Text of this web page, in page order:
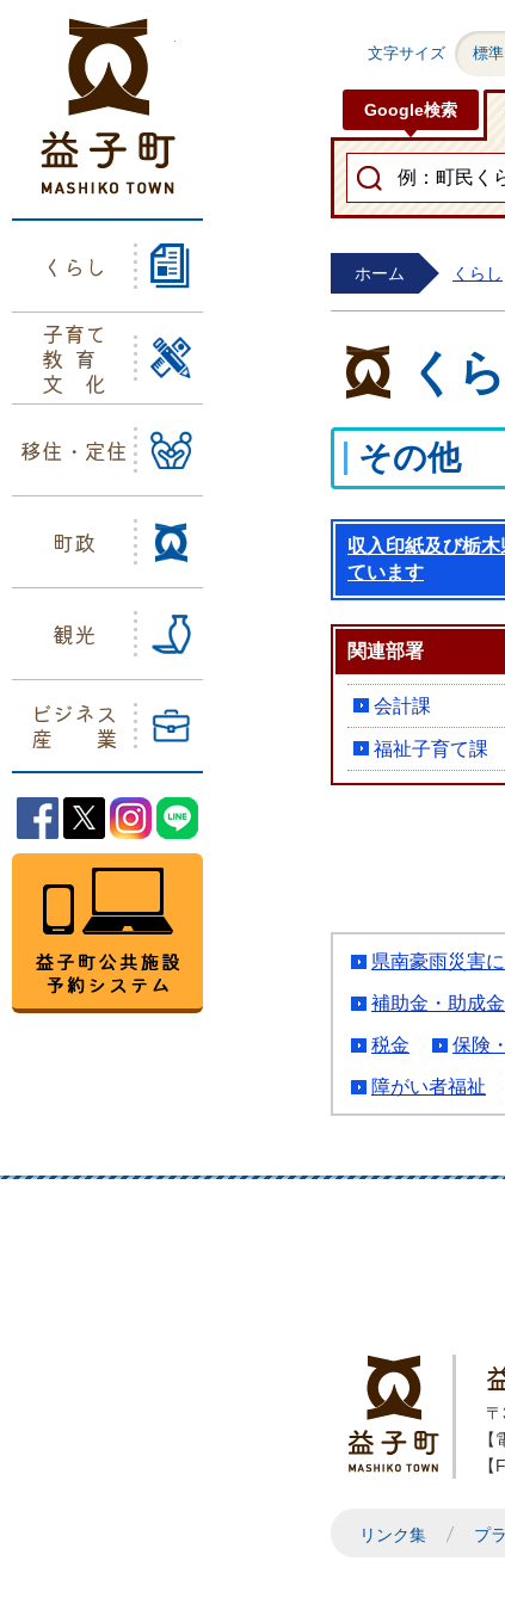
くらし
子育て
教育
文化
移住・定住
町政
観光
ビジネス
産業
益子町Facebook
益子町Twitter
益子町Instagram
文字サイズ 標準
Google検索
ホーム くらし
く
その他
収入印紙及び栃
ています
関連部署
会計課
福祉子育て課
県南豪雨災害
補助金・助成
税金 保険
障がい者福祉
リンク集 プ